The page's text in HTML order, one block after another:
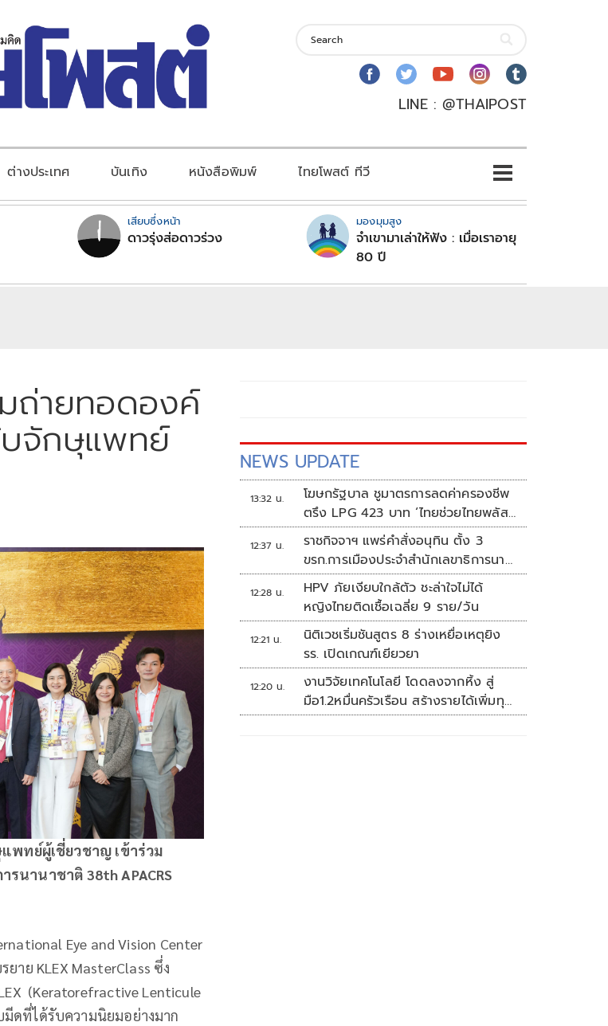
LINE : @THAIPOST
ต่างประเทศ บันเทิง หนังสือพิมพ์ ไทยโพสต์ ทีวี
เสียบซึ่งหน้า
ดาวรุ่งส่อดาวร่วง
มองมุมสูง
จำเขามาเล่าให้ฟัง : เมื่อเราอายุ
80 ปี
ถ่ายทอดองค์
บจักษุแพทย์
พทย์ผู้เชี่ยวชาญ เข้าร่วม
นานาชาติ 38th APACRS
Eye and Vision Center
าย KLEX MasterClass ซึ่ง
(Keratorefractive Lenticule
ดที่ได้รับความนิยมอย่างมาก
NEWS UPDATE
13:32 น.
โฆษกรัฐบาล ชูมาตรการลดค่าครองชีพ
ตรึง LPG 423 บาท ‘ไทยช่วยไทยพลัส’
ดันเงินหมุนแสนล้าน
12:37 น.
ราชกิจจาฯ แพร่คำสั่งอนุทิน ตั้ง 3
ขรก.การเมืองประจำสำนักเลขาธิการนา
ยกฯ
12:28 น.
HPV ภัยเงียบใกล้ตัว ชะล่าใจไม่ได้
หญิงไทยติดเชื้อเฉลี่ย 9 ราย/วัน
12:21 น.
นิติเวชเริ่มชันสูตร 8 ร่างเหยื่อเหตุยิง
รร. เปิดเกณฑ์เยียวยา
12:20 น.
งานวิจัยเทคโนโลยี โดดลงจากหิ้ง สู่
มือ1.2หมื่นครัวเรือน สร้างรายได้เพิ่มทุก
เดือน